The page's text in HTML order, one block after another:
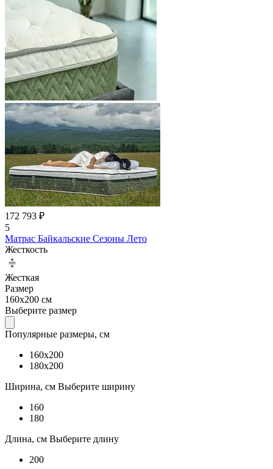
172 793 ₽
5
Матрас Байкальские Сезоны Лето
Жесткость
Жесткая
Размер
160x200 см
Выберите размер
Популярные размеры, см
160x200
180x200
Ширина, см Выберите ширину
160
180
Длина, см Выберите длину
200